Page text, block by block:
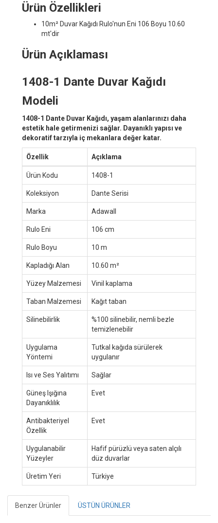
Ürün Özellikleri
10m² Duvar Kağıdı Rulo'nun Eni 106 Boyu 10.60
mt'dir
Ürün Açıklaması
1408-1 Dante Duvar Kağıdı
Modeli
1408-1 Dante Duvar Kağıdı, yaşam alanlarınızı daha
estetik hale getirmenizi sağlar. Dayanıklı yapısı ve
dekoratif tarzıyla iç mekanlara değer katar.
Özellik Açıklama
Ürün Kodu 1408-1
Koleksiyon Dante Serisi
Marka Adawall
Rulo Eni 106 cm
Rulo Boyu 10 m
Kapladığı Alan 10.60 m²
Yüzey Malzemesi Vinil kaplama
Taban Malzemesi Kağıt taban
Silinebilirlik
%100 silinebilir, nemli bezle
temizlenebilir
Uygulama
Yöntemi
Tutkal kağıda sürülerek
uygulanır
Isı ve Ses Yalıtımı Sağlar
Güneş Işığına
Dayanıklılık
Evet
Antibakteriyel
Özellik
Evet
Uygulanabilir
Yüzeyler
Hafif pürüzlü veya saten alçılı
düz duvarlar
Üretim Yeri Türkiye
Benzer Ürünler ÜSTÜN ÜRÜNLER